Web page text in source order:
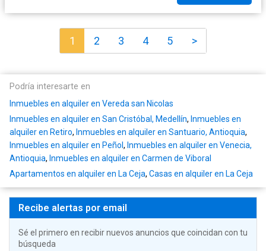
1 2 3 4 5 >
Podría interesarte en
Inmuebles en alquiler en Vereda san Nicolas
Inmuebles en alquiler en San Cristóbal, Medellín, Inmuebles en
alquiler en Retiro, Inmuebles en alquiler en Santuario, Antioquia,
Inmuebles en alquiler en Peñol , Inmuebles en alquiler en Venecia,
Antioquia, Inmuebles en alquiler en Carmen de Viboral
Apartamentos en alquiler en La Ceja, Casas en alquiler en La Ceja
Recibe alertas por email
Sé el primero en recibir nuevos anuncios que coincidan con tu
búsqueda